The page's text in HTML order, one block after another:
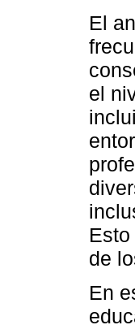
El
el
de
En